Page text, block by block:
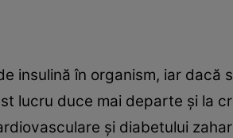
insulină în organism, iar dacă
lucru duce mai departe şi la
şi diabetului